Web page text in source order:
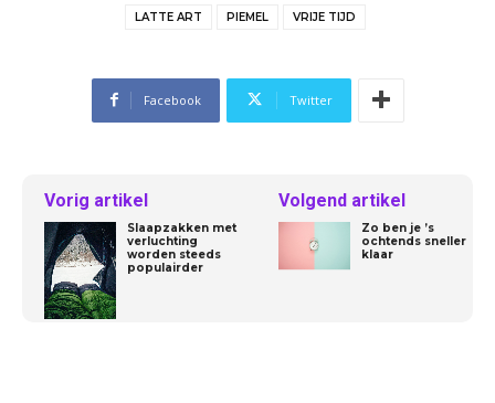
LATTE ART PIEMEL VRIJE TIJD
Facebook Twitter
Vorig artikel
Slaapzakken met
verluchting
worden steeds
populairder
Volgend artikel
Zo ben je ’s
ochtends sneller
klaar